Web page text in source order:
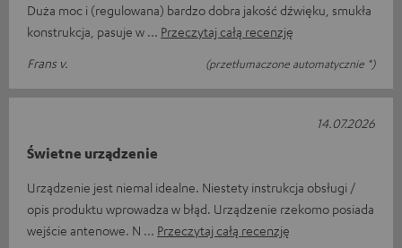
Duża moc i (regulowana) bardzo dobra jakość dźwięku, smukła
konstrukcja, pasuje w
Przeczytaj całą recenzję
Frans v.
(przetłumaczone automatycznie *)
Świetne urządzenie
Urządzenie jest niemal idealne. Niestety instrukcja obsługi /
opis produktu wprowadza w błąd. Urządzenie rzekomo posiada
wejście antenowe. N
Przeczytaj całą recenzję
14.07.2026